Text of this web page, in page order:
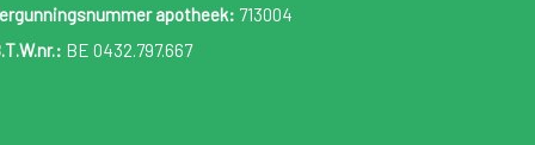
apotheek: 713004
BE 0432.797.667